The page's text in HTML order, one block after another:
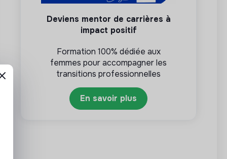
Deviens mentor de carrières à
impact positif
Formation 100% dédiée aux
femmes pour accompagner les
transitions professionnelles
En savoir plus